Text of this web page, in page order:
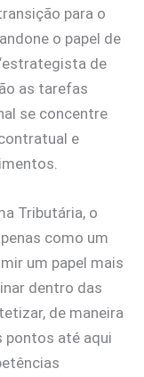
para o
o papel de
de
as tarefas
se concentre
e
Tributária, o
como um
um papel mais
dentro das
de maneira
pontos até aqui